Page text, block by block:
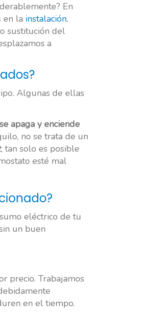
En
en la instalación,
sustitución del
a
Algunas de ellas
apaga y enciende
no se trata de un
, tan solo es posible
esté mal
eléctrico de tu
un buen
precio. Trabajamos
en el tiempo.